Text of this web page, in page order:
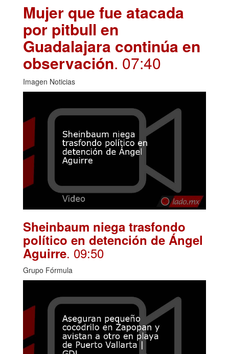
Mujer que fue atacada
por pitbull en
Guadalajara continúa en
observación. 07:40
Imagen Noticias
Sheinbaum niega trasfondo
político en detención de Ángel
Aguirre. 09:50
Grupo Fórmula